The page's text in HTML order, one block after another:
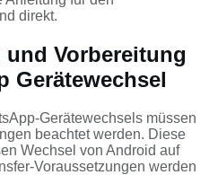
direkt.
und Vorbereitung
Gerätewechsel
Gerätewechsels müssen
beachtet werden. Diese
Wechsel von Android auf
Voraussetzungen werden